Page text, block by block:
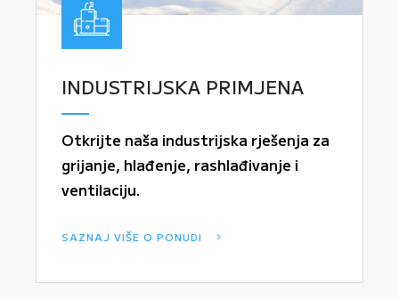
INDUSTRIJSKA PRIMJENA
Otkrijte naša industrijska rješenja za
grijanje, hlađenje, rashlađivanje i
ventilaciju.
SAZNAJ VIŠE O PONUDI